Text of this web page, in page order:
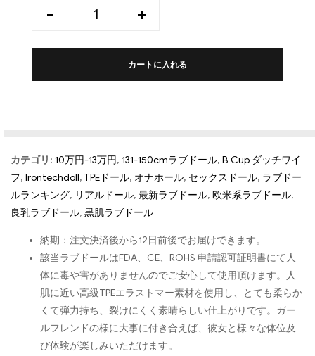
- +
カートに入れる
カテゴリ: 10万円-13万円, 131-150cmラブドール, B Cup ダッチワイ
フ, Irontechdoll, TPEドール, オナホール, セックスドール, ラブドー
ルランキング, リアルドール, 最新ラブドール, 欧米系ラブドール,
良乳ラブドール, 黒肌ラブドール
納期：注文決済後から12日前後でお届けできます。
該当ラブドールはFDA、CE、ROHS 申請認可証明書にて人
体に毒や害がありませんのでご安心して使用頂けます。人
肌に近い高級TPEエラストマー素材を使用し、とても柔らか
くて弾力持ち、裂けにくく素晴らしい仕上がりです。ガー
ルフレンドの様に大事に付き合えば、彼女と様々な体位及
び体験が楽しみいただけます。